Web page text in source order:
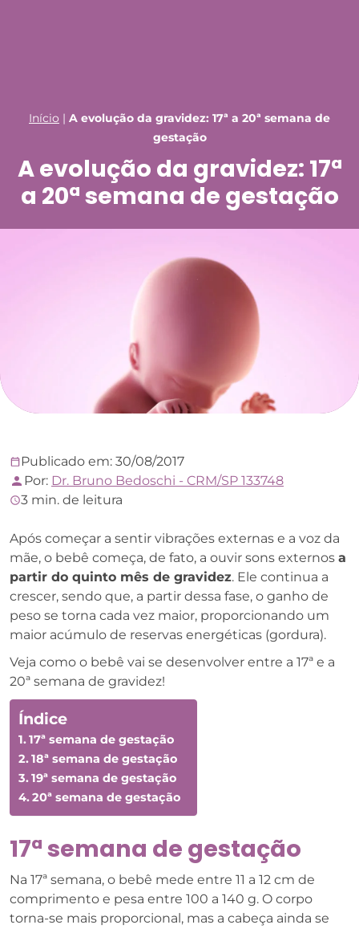
Início | A evolução da gravidez: 17ª a 20ª semana de
gestação
A evolução da gravidez: 17ª
a 20ª semana de gestação
Publicado em: 30/08/2017
Por: Dr. Bruno Bedoschi - CRM/SP 133748
3 min. de leitura
Após começar a sentir vibrações externas e a voz da
mãe, o bebê começa, de fato, a ouvir sons externos a
partir do quinto mês de gravidez. Ele continua a
crescer, sendo que, a partir dessa fase, o ganho de
peso se torna cada vez maior, proporcionando um
maior acúmulo de reservas energéticas (gordura).
Veja como o bebê vai se desenvolver entre a 17ª e a
20ª semana de gravidez!
Índice
17ª semana de gestação
18ª semana de gestação
19ª semana de gestação
20ª semana de gestação
17ª semana de gestação
Na 17ª semana, o bebê mede entre 11 a 12 cm de
comprimento e pesa entre 100 a 140 g. O corpo
torna-se mais proporcional, mas a cabeça ainda se